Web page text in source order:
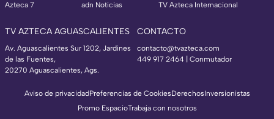
Azteca 7
adn Noticias
TV Azteca Internacional
TV AZTECA AGUASCALIENTES
Av. Aguascalientes Sur 1202, Jardines
de las Fuentes,
20270 Aguascalientes, Ags.
CONTACTO
contacto@tvazteca.com
449 917 2464 | Conmutador
Aviso de privacidadPreferencias de CookiesDerechosInversionistas
Promo EspacioTrabaja con nosotros